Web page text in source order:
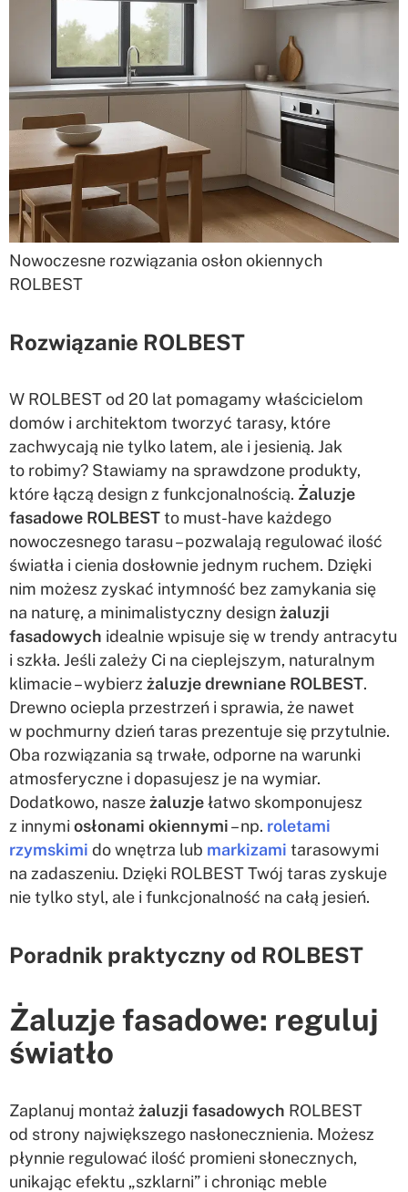
Nowoczesne rozwiązania osłon okiennych
ROLBEST
Rozwiązanie ROLBEST
W ROLBEST od 20 lat pomagamy właścicielom
domów i architektom tworzyć tarasy, które
zachwycają nie tylko latem, ale i jesienią. Jak
to robimy? Stawiamy na sprawdzone produkty,
które łączą design z funkcjonalnością. Żaluzje
fasadowe ROLBESTto must-have każdego
nowoczesnego tarasu – pozwalają regulować ilość
światła i cienia dosłownie jednym ruchem. Dzięki
nim możesz zyskać intymność bez zamykania się
na naturę, a minimalistyczny designżaluzji
fasadowych idealnie wpisuje się w trendy antracytu
i szkła. Jeśli zależy Ci na cieplejszym, naturalnym
klimacie – wybierz żaluzje drewniane ROLBEST.
Drewno ociepla przestrzeń i sprawia, że nawet
w pochmurny dzień taras prezentuje się przytulnie.
Oba rozwiązania są trwałe, odporne na warunki
atmosferyczne i dopasujesz je na wymiar.
Dodatkowo, naszeżaluzjełatwo skomponujesz
z innymi osłonami okiennymi– np. roletami
rzymskimi do wnętrza lub markizami tarasowymi
na zadaszeniu. Dzięki ROLBEST Twój taras zyskuje
nie tylko styl, ale i funkcjonalność na całą jesień.
Poradnik praktyczny od ROLBEST
Żaluzje fasadowe: reguluj
światło
Zaplanuj montaż żaluzji fasadowych ROLBEST
od strony największego nasłonecznienia. Możesz
płynnie regulować ilość promieni słonecznych,
unikając efektu „szklarni” i chroniąc meble